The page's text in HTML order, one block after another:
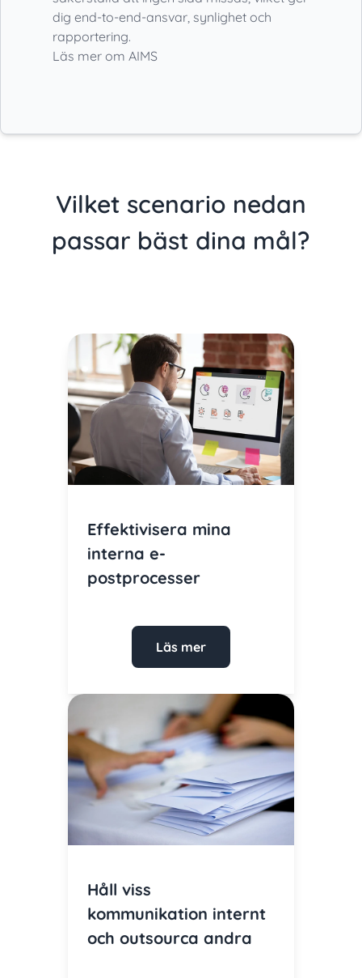
dig end-to-end-ansvar, synlighet och
rapportering.
Läs mer om AIMS
Vilket scenario nedan
passar bäst dina mål?
Effektivisera mina
interna e-
postprocesser
Läs mer
Håll viss
kommunikation internt
och outsourca andra